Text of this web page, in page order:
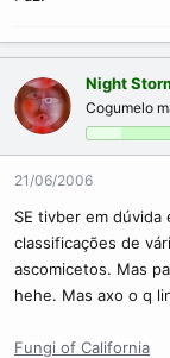
Night
Cogumelo
21/06/2006
SE tivber em dúvida
classificações de
ascomicetos. Mas
hehe. Mas axo o q
Fungi of California